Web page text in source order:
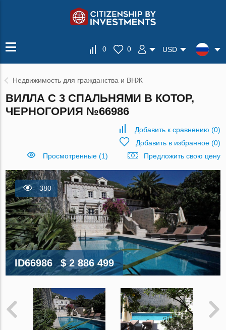
0 0 USD
Недвижимость для гражданства и ВНЖ
ВИЛЛА С 3 СПАЛЬНЯМИ В КОТОР,
ЧЕРНОГОРИЯ №66986
Добавить к сравнению (0)
Добавить в избранное(0)
Просмотренные (1)
Предложить свою цену
380
ID66986 $ 2 886 499